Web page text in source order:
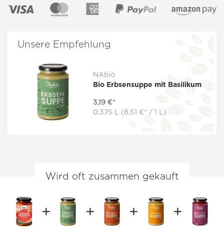
Unsere Empfehlung
NAbio
Bio Erbsensuppe mit Basilikum
3,19 €*
0.375 L (8,51 €* / 1 L)
Wird oft zusammen gekauft